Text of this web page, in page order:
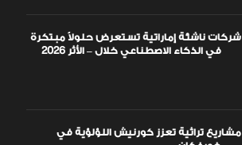
شركات ناشئة إماراتية تستعرض حلولاً مبتكرة
مشاريع تراثية تعزز كورنيش اللؤلؤية في